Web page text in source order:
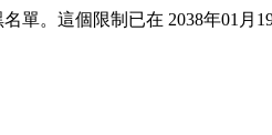
單。這個限制已在 2038年01月